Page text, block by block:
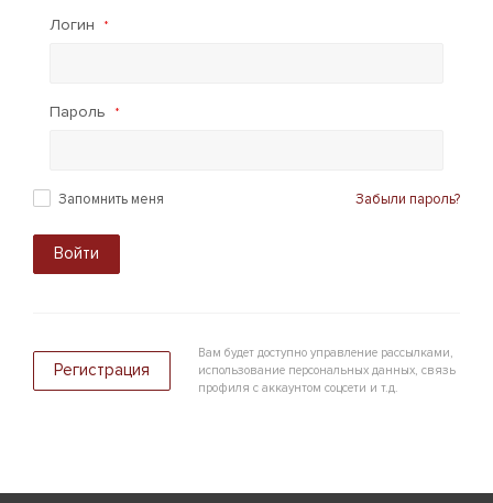
Логин *
Пароль *
Забыли пароль?
Запомнить меня
Войти
Регистрация
Вам будет доступно управление рассылками,
использование персональных данных, связь
профиля с аккаунтом соцсети и т.д.